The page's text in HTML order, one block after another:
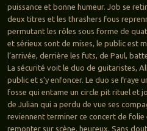
puissance et bonne humeur. Job se
deux titres et les thrashers fous
permutant les rôles sous forme de
et sérieux sont de mises, le public est
l’arrivée, derrière les futs, de Paul,
La sécurité voit le duo de guitaristes,
public et s’y enfoncer. Le duo se fraye
fosse qui entame un circle pit rituel et
de Julian qui a perdu de vue ses
reviennent terminer ce concert de
remonter sur scène, heureux. Sans